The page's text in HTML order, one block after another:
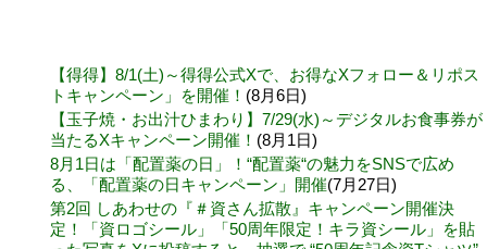
【得得】8/1(土)～得得公式Xで、お得なXフォロー＆リポス
トキャンペーン」を開催！ (8月6日)
【玉子焼・お出汁ひまわり】7/29(水)～デジタルお食事券が
当たるXキャンペーン開催！ (8月1日)
8月1日は「配置薬の日」！“配置薬“の魅力をSNSで広め
る、「配置薬の日キャンペーン」開催(7月27日)
第2回 しあわせの『＃資さん拡散』キャンペーン開催決
定！「資ロゴシール」「50周年限定！キラ資シール」を貼